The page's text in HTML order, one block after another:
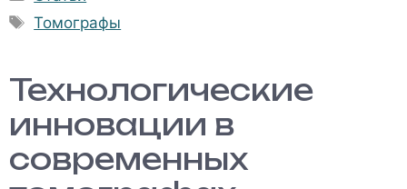
Метки
Томографы
Технологические
инновации в
современных